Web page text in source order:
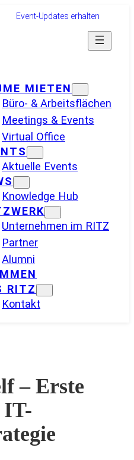
Event-Updates erhalten
MIETEN
Büro- & Arbeitsflächen
Meetings & Events
Virtual Office
Aktuelle Events
Knowledge Hub
Unternehmen im RITZ
Partner
Alumni
RITZ
Kontakt
– Erste
IT-